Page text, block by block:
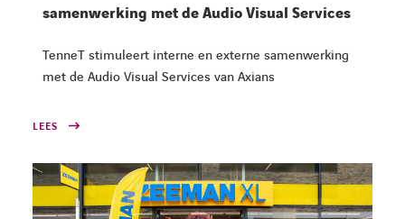
samenwerking met de Audio Visual Services
TenneT stimuleert interne en externe samenwerking
met de Audio Visual Services van Axians
LEES